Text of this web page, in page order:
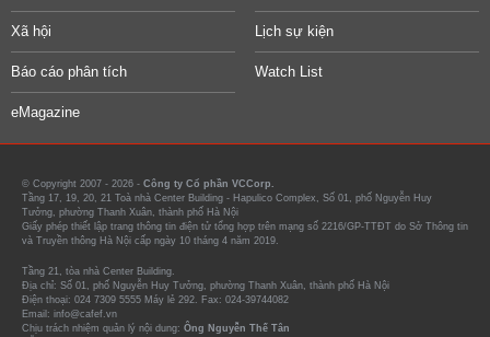
Xã hội Lịch sự kiện
Báo cáo phân tích Watch List
eMagazine
© Copyright 2007 - 2026 - Công ty Cổ phần VCCorp.
Tầng 17, 19, 20, 21 Toà nhà Center Building - Hapulico Complex, Số 01, phố Nguyễn Huy
Tưởng, phường Thanh Xuân, thành phố Hà Nội
Giấy phép thiết lập trang thông tin điện tử tổng hợp trên mạng số 2216/GP-TTĐT do Sở Thông tin
và Truyền thông Hà Nội cấp ngày 10 tháng 4 năm 2019.
Tầng 21, tòa nhà Center Building.
Địa chỉ: Số 01, phố Nguyễn Huy Tưởng, phường Thanh Xuân, thành phố Hà Nội
Điện thoại: 024 7309 5555 Máy lẻ 292. Fax: 024-39744082
Email: info@cafef.vn
Chịu trách nhiệm quản lý nội dung: Ông Nguyễn Thế Tân